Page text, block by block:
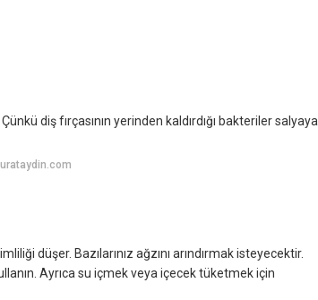
diş fırçasının yerinden kaldırdığı bakteriler salyaya
düşer. Bazılarınız ağzını arındırmak isteyecektir.
Ayrıca su içmek veya içecek tüketmek için